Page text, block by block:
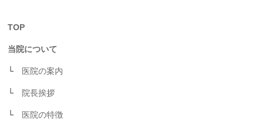
TOP
当院について
医院の案内
院長挨拶
医院の特徴